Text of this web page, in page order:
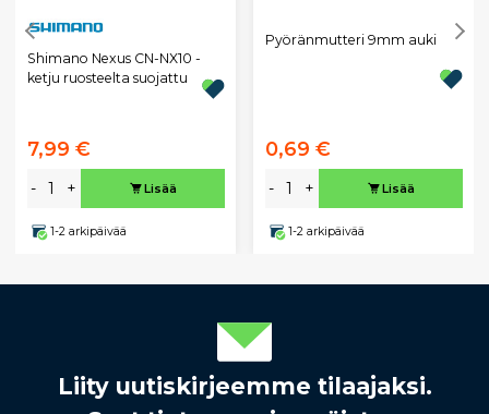
Shimano Nexus CN-NX10 -
ketju ruosteelta suojattu
7,99 €
- + Lisää
1-2 arkipäivää
Pyöränmutteri 9mm auki
0,69 €
- + Lisää
1-2 arkipäivää
Liity uutiskirjeemme tilaajaksi.